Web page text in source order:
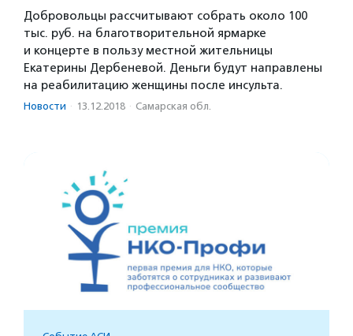
Добровольцы рассчитывают собрать около 100
тыс. руб. на благотворительной ярмарке
и концерте в пользу местной жительницы
Екатерины Дербеневой. Деньги будут направлены
на реабилитацию женщины после инсульта.
Новости · 13.12.2018 · Самарская обл.